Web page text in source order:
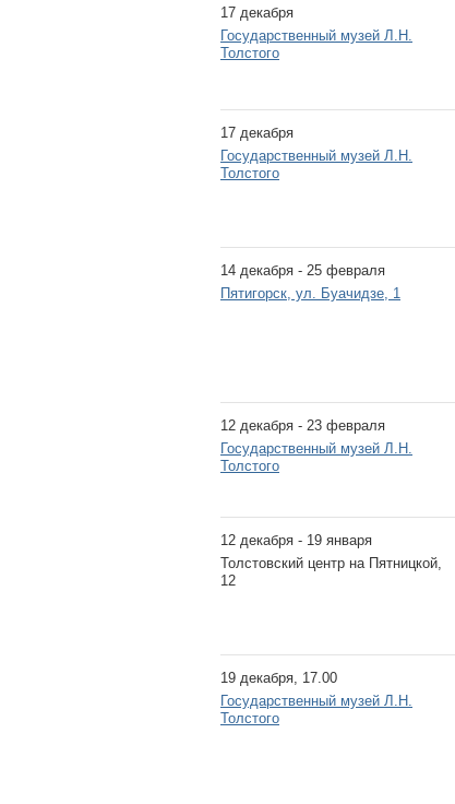
17 декабря
Государственный музей Л.Н.
Толстого
17 декабря
Государственный музей Л.Н.
Толстого
14 декабря - 25 февраля
Пятигорск, ул. Буачидзе, 1
12 декабря - 23 февраля
Государственный музей Л.Н.
Толстого
12 декабря - 19 января
Толстовский центр на Пятницкой,
12
19 декабря, 17.00
Государственный музей Л.Н.
Толстого